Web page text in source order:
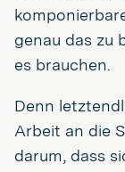
genau das zu
es brauchen.
Denn
Arbeit an die
darum, dass